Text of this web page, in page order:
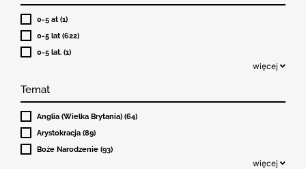
0-5 at (1)
0-5 lat (622)
0-5 lat. (1)
więcej
Temat
Anglia (Wielka Brytania) (64)
Arystokracja (89)
Boże Narodzenie (93)
więcej